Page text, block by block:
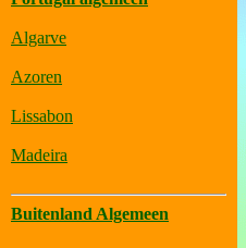
Algarve
Azoren
Lissabon
Madeira
Buitenland Algemeen